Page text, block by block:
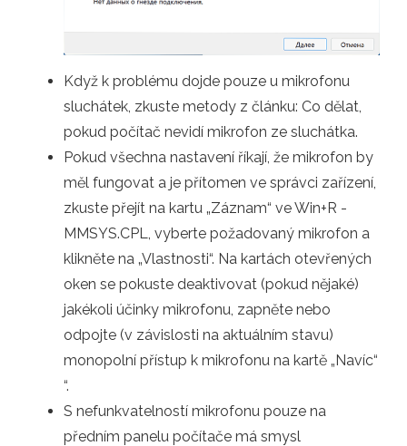
Když k problému dojde pouze u mikrofonu
sluchátek, zkuste metody z článku: Co dělat,
pokud počítač nevidí mikrofon ze sluchátka.
Pokud všechna nastavení říkají, že mikrofon by
měl fungovat a je přítomen ve správci zařízení,
zkuste přejít na kartu „Záznam“ ve Win+R -
MMSYS.CPL, vyberte požadovaný mikrofon a
klikněte na „Vlastnosti“. Na kartách otevřených
oken se pokuste deaktivovat (pokud nějaké)
jakékoli účinky mikrofonu, zapněte nebo
odpojte (v závislosti na aktuálním stavu)
monopolní přístup k mikrofonu na kartě „Navíc“
“.
S nefunkvatelností mikrofonu pouze na
předním panelu počítače má smysl